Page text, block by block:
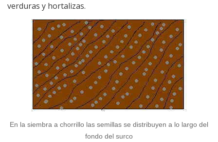
verduras y hortalizas.
En la siembra a chorrillo las semillas se distribuyen a lo largo del
fondo del surco